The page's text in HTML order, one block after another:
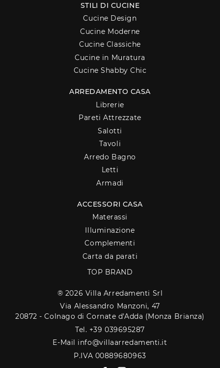
STILI DI CUCINE
Cucine Design
Cucine Moderne
Cucine Classiche
Cucine in Muratura
Cucine Shabby Chic
ARREDAMENTO CASA
Librerie
Pareti Attrezzate
Salotti
Tavoli
Arredo Bagno
Letti
Armadi
ACCESSORI CASA
Materassi
Illuminazione
Complementi
Carta da parati
TOP BRAND
® 2026 Villa Arredamenti Srl
Via Alessandro Manzoni, 47
20872 - Colnago di Cornate d'Adda (Monza Brianza)
Tel. +39 039695287
E-Mail info@villaarredamenti.it
P.IVA 00889680963